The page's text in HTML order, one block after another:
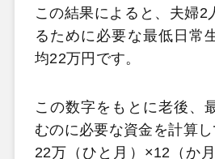
この結果によると、夫婦2
るために必要な最低日常
均22万円です。
この数字をもとに老後、
むのに必要な資金を計算し
22万（ひと月）×12（か